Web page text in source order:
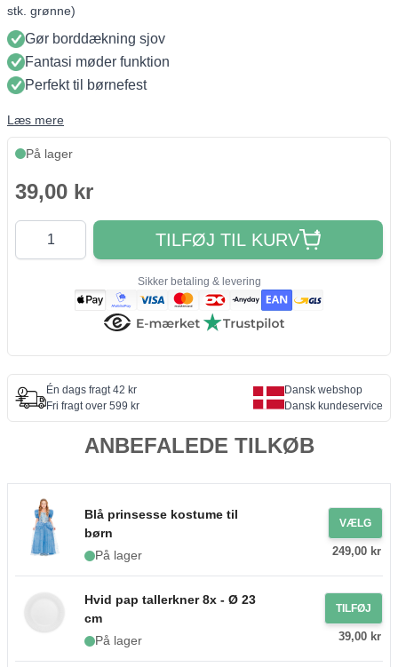
stk. grønne)
Gør borddækning sjov
Fantasi møder funktion
Perfekt til børnefest
Læs mere
På lager
39,00 kr
Antal
TILFØJ TIL KURV
Sikker betaling & levering
Én dags fragt 42 kr
Fri fragt over 599 kr
Dansk webshop
Dansk kundeservice
ANBEFALEDE TILKØB
Blå prinsesse kostume til
børn
På lager
VÆLG
249,00 kr
Hvid pap tallerkner 8x - Ø 23
cm
På lager
TILFØJ
39,00 kr